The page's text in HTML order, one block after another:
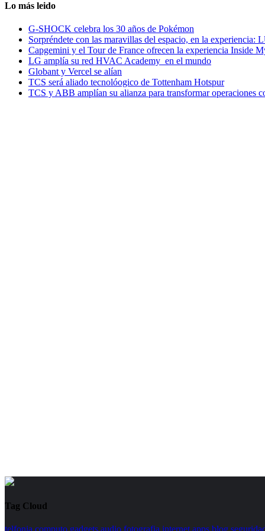
Lo más leido
G-SHOCK celebra los 30 años de Pokémon
Sorpréndete con las maravillas del espacio, en la experiencia:
Capgemini y el Tour de France ofrecen la experiencia Inside
LG amplía su red HVAC Academy en el mundo
Globant y Vercel se alían
TCS será aliado tecnolóogico de Tottenham Hotspur
TCS y ABB amplían su alianza para transformar operaciones
Tag Cloud